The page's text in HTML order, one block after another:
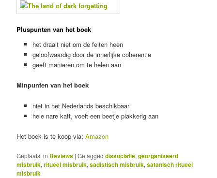
Pluspunten van het boek
het draait niet om de feiten heen
geloofwaardig door de innerlijke coherentie
geeft manieren om te helen aan
Minpunten van het boek
niet in het Nederlands beschikbaar
hele nare kaft, voelt een beetje plakkerig aan
Het boek is te koop via:Amazon
Geplaatst in Reviews |Getagged dissociatie,georganiseerd
misbruik,ritueel misbruik,sadistisch misbruik,satanisch ritueel
misbruik